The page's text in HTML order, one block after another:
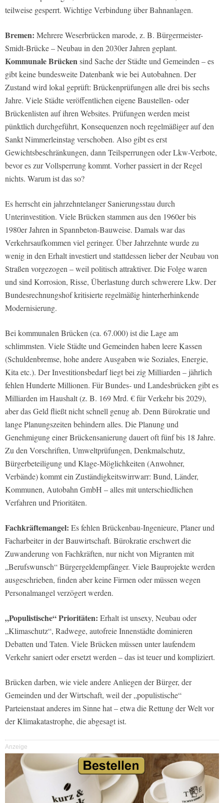
teilweise gesperrt. Wichtige Verbindung über Bahnanlagen.
Bremen: Mehrere Weserbrücken marode, z. B. Bürgermeister-
Smidt-Brücke – Neubau in den 2030er Jahren geplant.
Kommunale Brückensind Sache der Städte und Gemeinden – es
gibt keine bundesweite Datenbank wie bei Autobahnen. Der
Zustand wird lokal geprüft: Brückenprüfungen alle drei bis sechs
Jahre. Viele Städte veröffentlichen eigene Baustellen- oder
Brückenlisten auf ihren Websites. Prüfungen werden meist
pünktlich durchgeführt, Konsequenzen noch regelmäßiger auf den
Sankt Nimmerleinstag verschoben. Also gibt es erst
Gewichtsbeschränkungen, dann Teilsperrungen oder Lkw-Verbote,
bevor es zur Vollsperrung kommt. Vorher passiert in der Regel
nichts. Warum ist das so?
Es herrscht ein jahrzehntelanger Sanierungsstau durch
Unterinvestition. Viele Brücken stammen aus den 1960er bis
1980er Jahren in Spannbeton-Bauweise. Damals war das
Verkehrsaufkommen viel geringer. Über Jahrzehnte wurde zu
wenig in den Erhalt investiert und stattdessen lieber der Neubau von
Straßen vorgezogen – weil politisch attraktiver. Die Folge waren
und sind Korrosion, Risse, Überlastung durch schwerere Lkw. Der
Bundesrechnungshof kritisierte regelmäßig hinterherhinkende
Modernisierung.
Bei kommunalen Brücken (ca. 67.000) ist die Lage am
schlimmsten. Viele Städte und Gemeinden haben leere Kassen
(Schuldenbremse, hohe andere Ausgaben wie Soziales, Energie,
Kita etc.). Der Investitionsbedarf liegt bei zig Milliarden – jährlich
fehlen Hunderte Millionen. Für Bundes- und Landesbrücken gibt es
Milliarden im Haushalt (z. B. 169 Mrd. € für Verkehr bis 2029),
aber das Geld fließt nicht schnell genug ab. Denn Bürokratie und
lange Planungszeiten behindern alles. Die Planung und
Genehmigung einer Brückensanierung dauert oft fünf bis 18 Jahre.
Zu den Vorschriften, Umweltprüfungen, Denkmalschutz,
Bürgerbeteiligung und Klage-Möglichkeiten (Anwohner,
Verbände) kommt ein Zuständigkeitswirrwarr: Bund, Länder,
Kommunen, Autobahn GmbH – alles mit unterschiedlichen
Verfahren und Prioritäten.
Fachkräftemangel: Es fehlen Brückenbau-Ingenieure, Planer und
Facharbeiter in der Bauwirtschaft. Bürokratie erschwert die
Zuwanderung von Fachkräften, nur nicht von Migranten mit
„Berufswunsch“ Bürgergeldempfänger. Viele Bauprojekte werden
ausgeschrieben, finden aber keine Firmen oder müssen wegen
Personalmangel verzögert werden.
„Populistische“ Prioritäten: Erhalt ist unsexy, Neubau oder
„Klimaschutz“, Radwege, autofreie Innenstädte dominieren
Debatten und Taten. Viele Brücken müssen unter laufendem
Verkehr saniert oder ersetzt werden – das ist teuer und kompliziert.
Brücken darben, wie viele andere Anliegen der Bürger, der
Gemeinden und der Wirtschaft, weil der „populistische“
Parteienstaat anderes im Sinne hat – etwa die Rettung der Welt vor
der Klimakatastrophe, die abgesagt ist.
Anzeige